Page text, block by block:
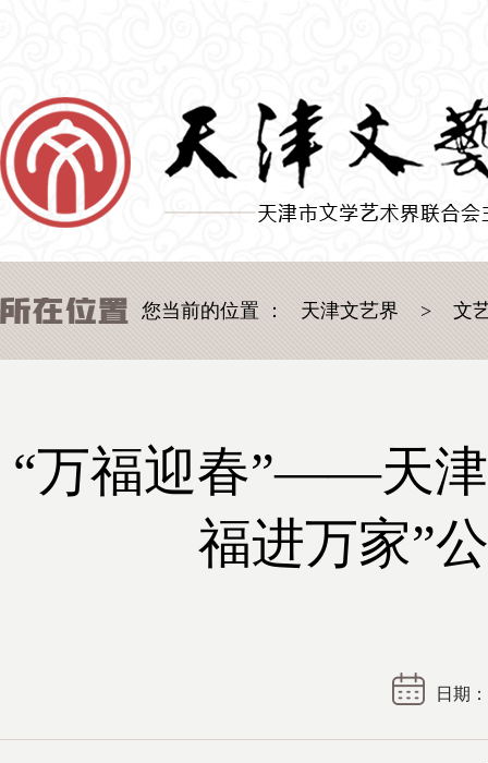
您当前的位置 ： 天津文艺界 > 文
“万福迎春”——天津
福进万家”
日期